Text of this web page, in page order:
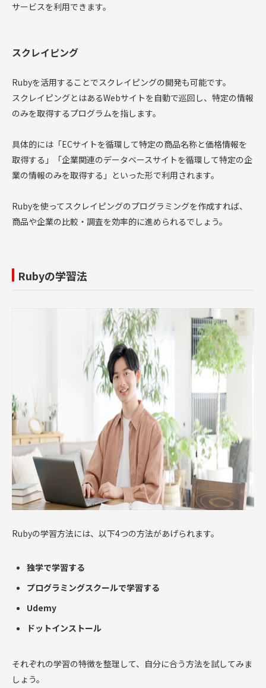
サービスを利用できます。
スクレイピング
Rubyを活用することでスクレイピングの開発も可能です。
スクレイピングとはあるWebサイトを自動で巡回し、特定の情報
のみを取得するプログラムを指します。
具体的には「ECサイトを循環して特定の商品名称と価格情報を
取得する」「企業関連のデータベースサイトを循環して特定の企
業の情報のみを取得する」といった形で利用されます。
Rubyを使ってスクレイピングのプログラミングを作成すれば、
商品や企業の比較・調査を効率的に進められるでしょう。
Rubyの学習法
Rubyの学習方法には、以下4つの方法があげられます。
独学で学習する
プログラミングスクールで学習する
Udemy
ドットインストール
それぞれの学習の特徴を整理して、自分に合う方法を試してみま
しょう。